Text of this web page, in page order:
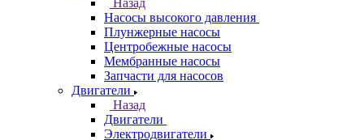
Назад
Насосы высокого давления
Плунжерные насосы
Центробежные насосы
Мембранные насосы
Запчасти для насосов
Двигатели
Назад
Двигатели
Электродвигатели